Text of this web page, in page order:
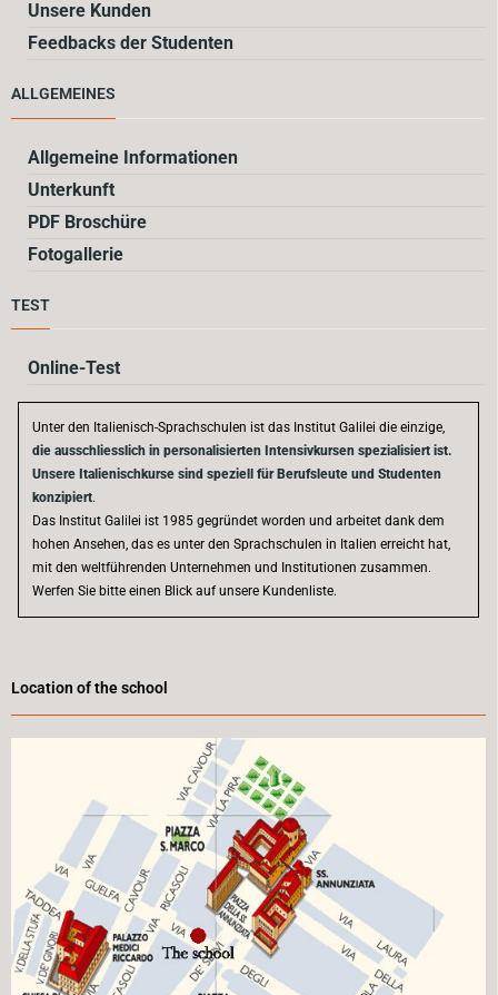
Unsere Kunden
Feedbacks der Studenten
ALLGEMEINES
Allgemeine Informationen
Unterkunft
PDF Broschüre
Fotogallerie
TEST
Online-Test
Unter den Italienisch-Sprachschulen ist das Institut Galilei die einzige,
die ausschliesslich in personalisierten Intensivkursen spezialisiert ist.
Unsere Italienischkurse sind speziell für Berufsleute und Studenten
konzipiert.
Das Institut Galilei ist 1985 gegründet worden und arbeitet dank dem
hohen Ansehen, das es unter den Sprachschulen in Italien erreicht hat,
mit den weltführenden Unternehmen und Institutionen zusammen.
Werfen Sie bitte einen Blick auf unsere Kundenliste.
Location of the school